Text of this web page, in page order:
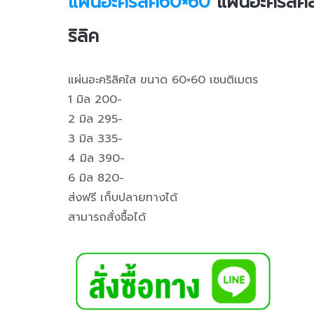
ริลิค
แผ่นอะคริลิคใส ขนาด 60×60 เซนติเมตร
1 มิล 200-
2 มิล 295-
3 มิล 335-
4 มิล 390-
6 มิล 820-
ส่งฟรี เก็บปลายทางได้
สามารถสั่งซื้อได้